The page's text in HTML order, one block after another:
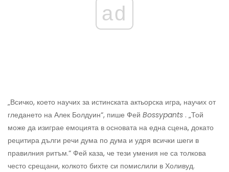
ad
„Всичко, което научих за истинската актьорска игра, научих от
гледането на Алек Болдуин“, пише Фей Bossypants . „Той
може да изиграе емоцията в основата на една сцена, докато
рецитира дълги речи дума по дума и удря всички шеги в
правилния ритъм.“ Фей каза, че тези умения не са толкова
често срещани, колкото бихте си помислили в Холивуд.